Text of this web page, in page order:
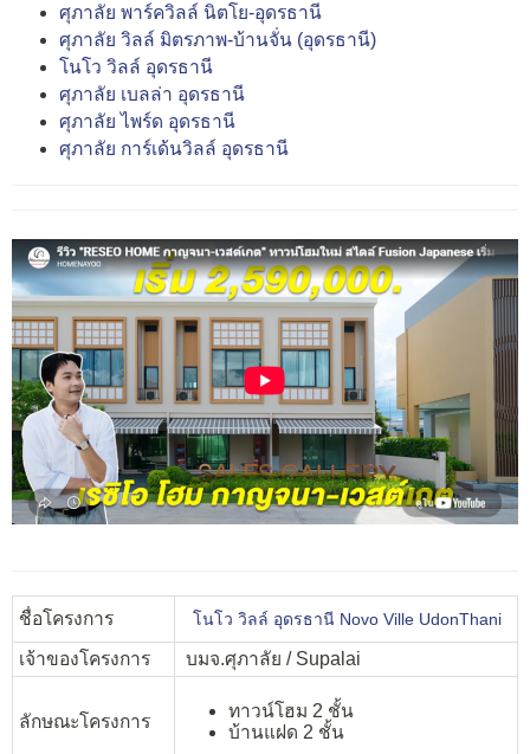
ศุภาลัย พาร์ควิลล์ นิตโย-อุดรธานี
ศุภาลัย วิลล์ มิตรภาพ-บ้านจั่น (อุดรธานี)
โนโว วิลล์ อุดรธานี
ศุภาลัย เบลล่า อุดรธานี
ศุภาลัย ไพร์ด อุดรธานี
ศุภาลัย การ์เด้นวิลล์ อุดรธานี
ชื่อโครงการ โนโว วิลล์ อุดรธานี Novo Ville UdonThani
เจ้าของโครงการ บมจ.ศุภาลัย / Supalai
ลักษณะโครงการ
ทาวน์โฮม 2 ชั้น
บ้านแฝด 2 ชั้น